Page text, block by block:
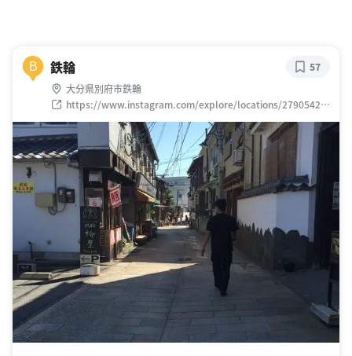
B 鉄輪
大分県別府市鉄輪
https://www.instagram.com/explore/locations/27905424
9
57